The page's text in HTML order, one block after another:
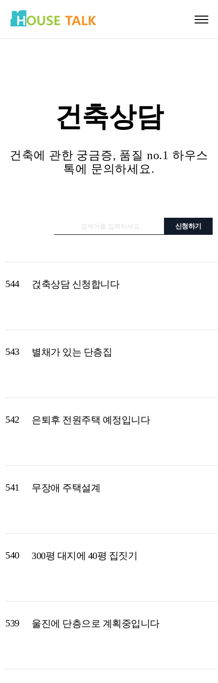
건축상담
건축에 관한 궁금증, 품질 no.1 하우스
톡에 문의하세요.
신청하기
544 걵축상담 신청합니다
543 별채가 있는 단층집
542 은퇴후 전원주택 예정입니다
541 무장애 주택설계
540 300평 대지에 40평 집짓기
539 울진에 단층으로 계획중입니다